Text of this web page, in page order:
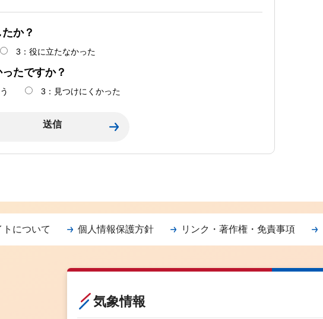
か？
3：役に立たなかった
たですか？
3：見つけにくかった
トについて 個人情報保護方針 リンク・著作権・免責事項
気象情報